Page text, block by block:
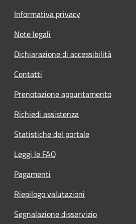
Informativa privacy
Note legali
Dichiarazione di accessibilità
Contatti
Prenotazione appuntamento
Richiedi assistenza
Statistiche del portale
Leggi le FAQ
Pagamenti
Riepilogo valutazioni
Segnalazione disservizio